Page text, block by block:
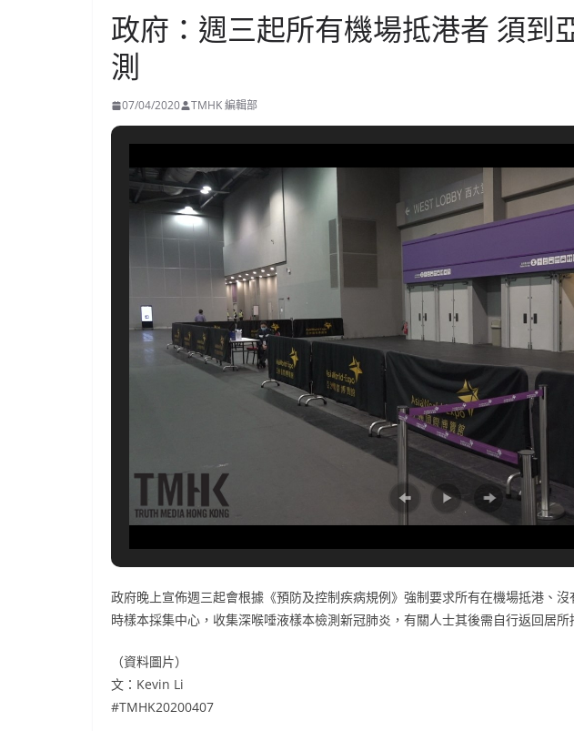
政府：週三起所有機場抵港者 須到
測
07/04/2020 TMHK 編輯部
政府晚上宣佈週三起會根據《預防及控制疾病規例》強制要求所有在機場抵港、
時樣本採集中心，收集深喉唾液樣本檢測新冠肺炎，有關人士其後需自行返回居所
（資料圖片）
文：Kevin Li
#TMHK20200407